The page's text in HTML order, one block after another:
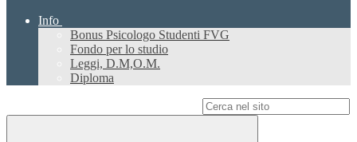
Info
Bonus Psicologo Studenti FVG
Fondo per lo studio
Leggi, D.M,O.M.
Diploma